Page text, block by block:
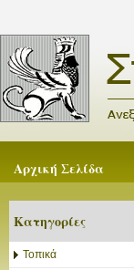
Αρχική Σελίδα
Κατηγορίες
Τοπικά